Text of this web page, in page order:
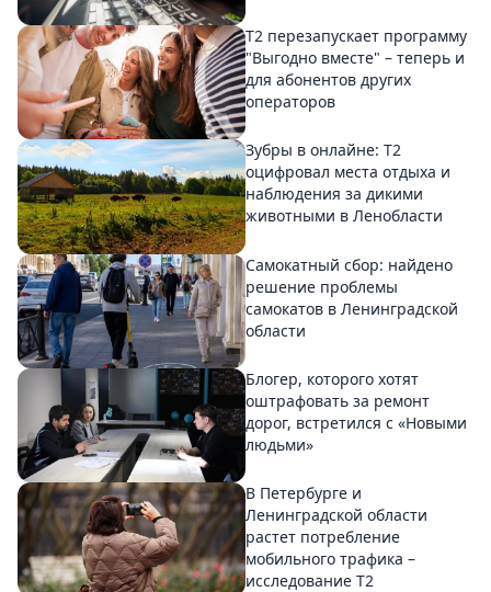
Т2 перезапускает программу
"Выгодно вместе" – теперь и
для абонентов других
операторов
Зубры в онлайне: Т2
оцифровал места отдыха и
наблюдения за дикими
животными в Ленобласти
Самокатный сбор: найдено
решение проблемы
самокатов в Ленинградской
области
Блогер, которого хотят
оштрафовать за ремонт
дорог, встретился с «Новыми
людьми»
В Петербурге и
Ленинградской области
растет потребление
мобильного трафика –
исследование T2